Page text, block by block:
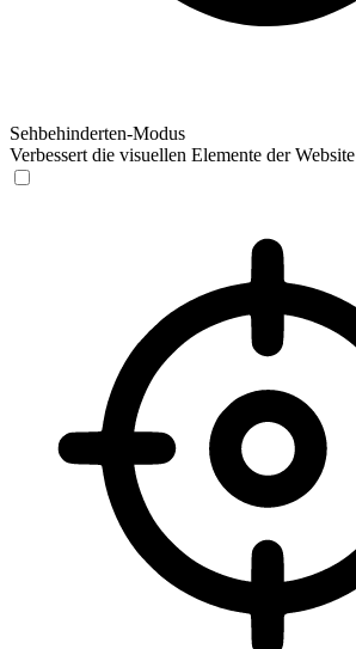
Sehbehinderten-Modus
Verbessert die visuellen Elemente der Website